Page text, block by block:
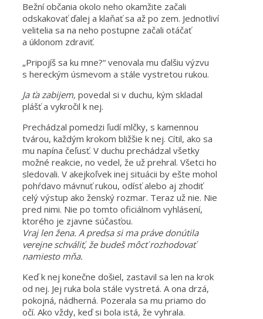
Bežní občania okolo neho okamžite začali
odskakovať ďalej a klaňať sa až po zem. Jednotliví
velitelia sa na neho postupne začali otáčať
a úklonom zdraviť.
„Pripojíš sa ku mne?“ venovala mu ďalšiu výzvu
s hereckým úsmevom a stále vystretou rukou.
Ja ťa zabijem, povedal si v duchu, kým skladal
plášť a vykročil k nej.
Prechádzal pomedzi ľudí mlčky, s kamennou
tvárou, každým krokom bližšie k nej. Cítil, ako sa
mu napína čeľusť. V duchu prechádzal všetky
možné reakcie, no vedel, že už prehral. Všetci ho
sledovali. V akejkoľvek inej situácii by ešte mohol
pohŕdavo mávnuť rukou, odísť alebo aj zhodiť
celý výstup ako ženský rozmar. Teraz už nie. Nie
pred nimi. Nie po tomto oficiálnom vyhlásení,
ktorého je zjavne súčasťou.
Vraj len žena. A predsa si ma práve donútila
verejne schváliť, že budeš môcť rozhodovať
namiesto mňa.
Keď k nej konečne došiel, zastavil sa len na krok
od nej. Jej ruka bola stále vystretá. A ona drzá,
pokojná, nádherná. Pozerala sa mu priamo do
očí. Ako vždy, keď si bola istá, že vyhrala.